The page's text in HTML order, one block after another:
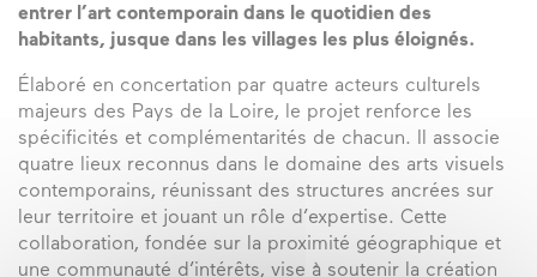
entrer l’art contemporain dans le quotidien des
habitants, jusque dans les villages les plus éloignés.
Élaboré en concertation par quatre acteurs culturels
majeurs des Pays de la Loire, le projet renforce les
spécificités et complémentarités de chacun. Il associe
quatre lieux reconnus dans le domaine des arts visuels
contemporains, réunissant des structures ancrées sur
leur territoire et jouant un rôle d’expertise. Cette
collaboration, fondée sur la proximité géographique et
une communauté d’intérêts, vise à soutenir la création